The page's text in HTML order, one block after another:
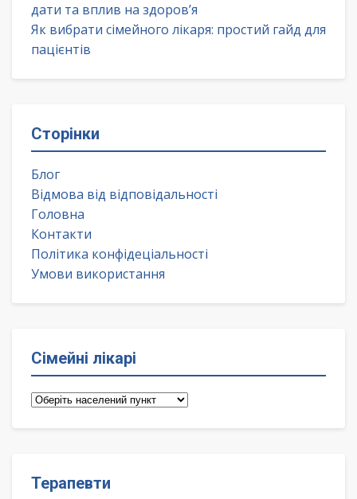
дати та вплив на здоров’я
Як вибрати сімейного лікаря: простий гайд для
пацієнтів
Сторінки
Блог
Відмова від відповідальності
Головна
Контакти
Політика конфідеціальності
Умови використання
Сімейні лікарі
Сімейні
Терапевти